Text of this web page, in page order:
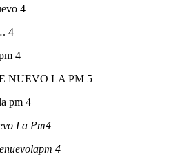
4
4
4
NUEVO LA PM 5
pm 4
La Pm4
4